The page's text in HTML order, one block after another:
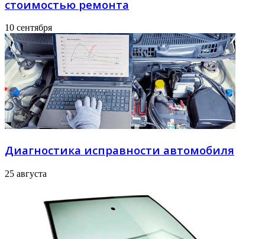
стоимостью ремонта
10 сентября
Диагностика исправности автомобиля
25 августа